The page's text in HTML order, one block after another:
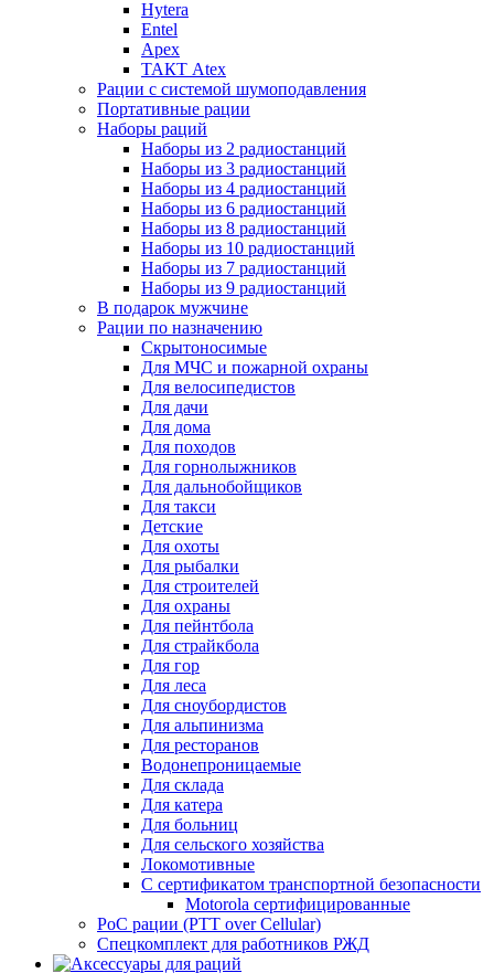
Hytera
Entel
Apex
ТАКТ Atex
Рации с системой шумоподавления
Портативные рации
Наборы раций
Наборы из 2 радиостанций
Наборы из 3 радиостанций
Наборы из 4 радиостанций
Наборы из 6 радиостанций
Наборы из 8 радиостанций
Наборы из 10 радиостанций
Наборы из 7 радиостанций
Наборы из 9 радиостанций
В подарок мужчине
Рации по назначению
Скрытоносимые
Для МЧС и пожарной охраны
Для велосипедистов
Для дачи
Для дома
Для походов
Для горнолыжников
Для дальнобойщиков
Для такси
Детские
Для охоты
Для рыбалки
Для строителей
Для охраны
Для пейнтбола
Для страйкбола
Для гор
Для леса
Для сноубордистов
Для альпинизма
Для ресторанов
Водонепроницаемые
Для склада
Для катера
Для больниц
Для сельского хозяйства
Локомотивные
С сертификатом транспортной безопасности
Motorola сертифицированные
PoC рации (PTT over Cellular)
Спецкомплект для работников РЖД